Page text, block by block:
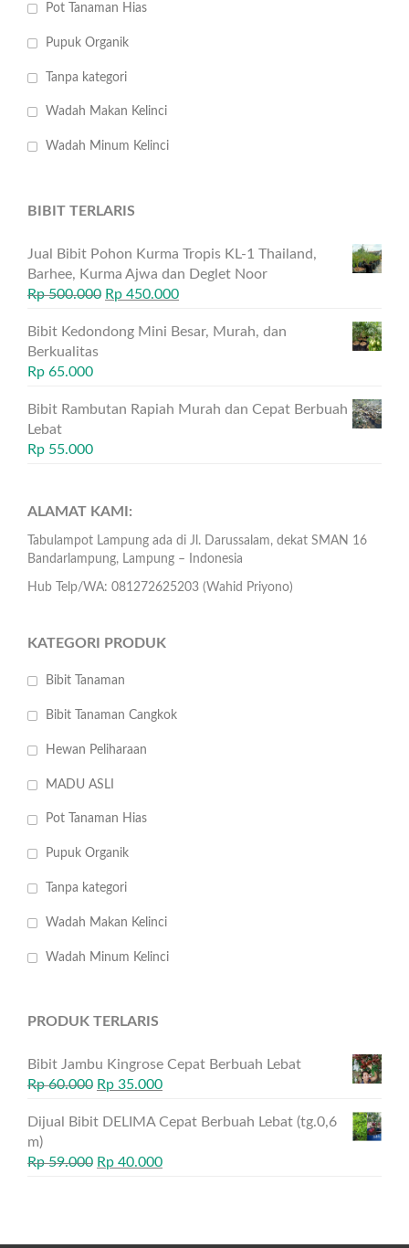
Pot Tanaman Hias
Pupuk Organik
Tanpa kategori
Wadah Makan Kelinci
Wadah Minum Kelinci
BIBIT TERLARIS
Jual Bibit Pohon Kurma Tropis KL-1 Thailand,
Barhee, Kurma Ajwa dan Deglet Noor
Rp500.000 Rp 450.000
Bibit Kedondong Mini Besar, Murah, dan
Berkualitas
Rp 65.000
Bibit Rambutan Rapiah Murah dan Cepat Berbuah
Lebat
Rp 55.000
ALAMAT KAMI:
Tabulampot Lampung ada di Jl. Darussalam, dekat SMAN 16
Bandarlampung, Lampung – Indonesia
Hub Telp/WA: 081272625203 (Wahid Priyono)
KATEGORI PRODUK
Bibit Tanaman
Bibit Tanaman Cangkok
Hewan Peliharaan
MADU ASLI
Pot Tanaman Hias
Pupuk Organik
Tanpa kategori
Wadah Makan Kelinci
Wadah Minum Kelinci
PRODUK TERLARIS
Bibit Jambu Kingrose Cepat Berbuah Lebat
Rp60.000 Rp 35.000
Dijual Bibit DELIMA Cepat Berbuah Lebat (tg.0,6
m)
Rp59.000 Rp 40.000